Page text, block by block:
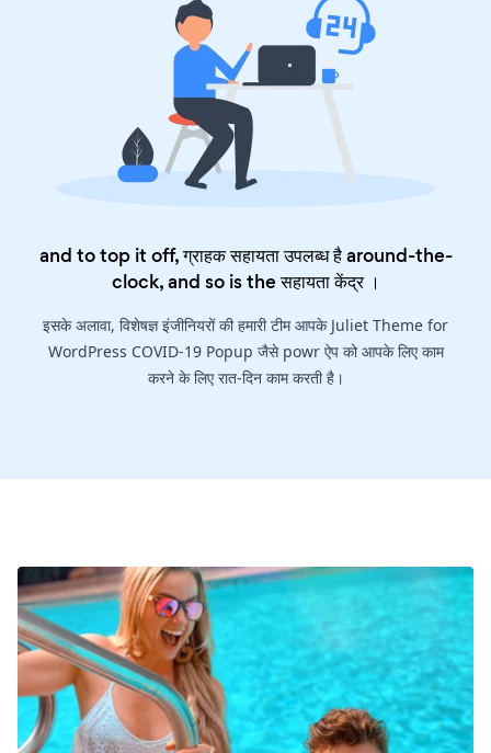
and to top it off, ग्राहक सहायता उपलब्ध है around-the-
clock, and so is theसहायता केंद्र।
इसके अलावा, विशेषज्ञ इंजीनियरों की हमारी टीम आपके Juliet Theme for
WordPress COVID-19 Popup जैसे powr ऐप को आपके लिए काम
करने के लिए रात-दिन काम करती है।